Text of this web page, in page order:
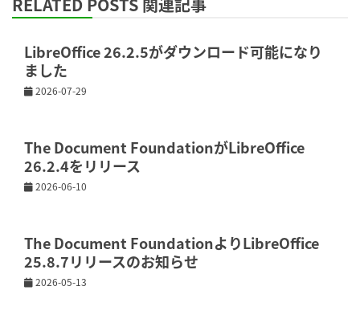
LibreOffice 26.2.5がダウンロード可能になり
ました
2026-07-29
The Document FoundationがLibreOffice
26.2.4をリリース
2026-06-10
The Document FoundationよりLibreOffice
25.8.7リリースのお知らせ
2026-05-13